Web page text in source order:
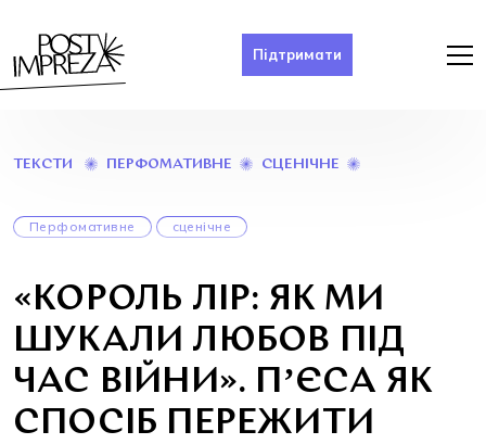
Підтримати
ТЕКСТИ ПЕРФОМАТИВНЕ СЦЕНІЧНЕ
ПІД
ЧАС
ВІЙНИ».
ПʼЄСА
ЯК
СПОСІБ
ПЕРЕЖИТИ
ПЕРЕЖИТЕ
Перфомативне сценічне
«КОРОЛЬ ЛІР: ЯК МИ
ШУКАЛИ ЛЮБОВ ПІД
ЧАС ВІЙНИ». ПʼЄСА ЯК
СПОСІБ ПЕРЕЖИТИ